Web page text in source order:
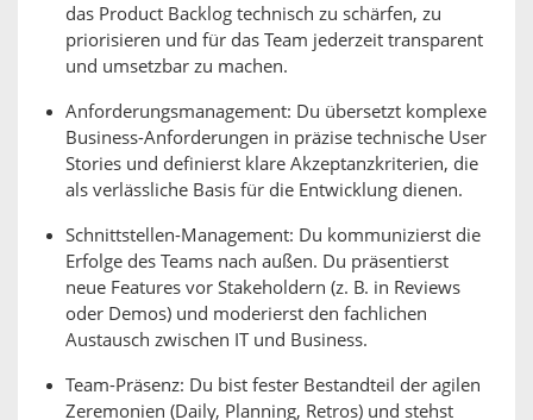
das Product Backlog technisch zu schärfen, zu
priorisieren und für das Team jederzeit transparent
und umsetzbar zu machen.
Anforderungsmanagement: Du übersetzt komplexe
Business-Anforderungen in präzise technische User
Stories und definierst klare Akzeptanzkriterien, die
als verlässliche Basis für die Entwicklung dienen.
Schnittstellen-Management: Du kommunizierst die
Erfolge des Teams nach außen. Du präsentierst
neue Features vor Stakeholdern (z. B. in Reviews
oder Demos) und moderierst den fachlichen
Austausch zwischen IT und Business.
Team-Präsenz: Du bist fester Bestandteil der agilen
Zeremonien (Daily, Planning, Retros) und stehst